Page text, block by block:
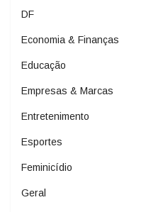
DF
Economia & Finanças
Educação
Empresas & Marcas
Entretenimento
Esportes
Feminicídio
Geral